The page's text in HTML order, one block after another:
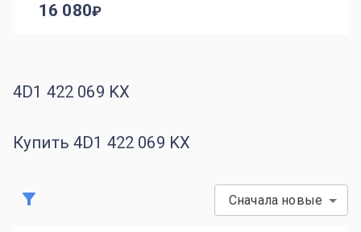
16 080
4D1 422 069 KX
Купить 4D1 422 069 KX
Сначала новые